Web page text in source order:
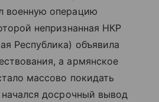
военную операцию
непризнанная НКР
Республика) объявила
а армянское
массово покидать
досрочный вывод